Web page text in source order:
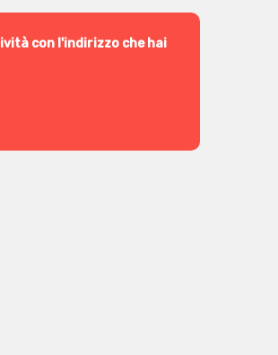
con l'indirizzo che hai